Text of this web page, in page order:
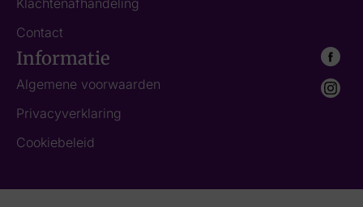
Contact
Informatie
Algemene voorwaarden
Privacyverklaring
Cookiebeleid